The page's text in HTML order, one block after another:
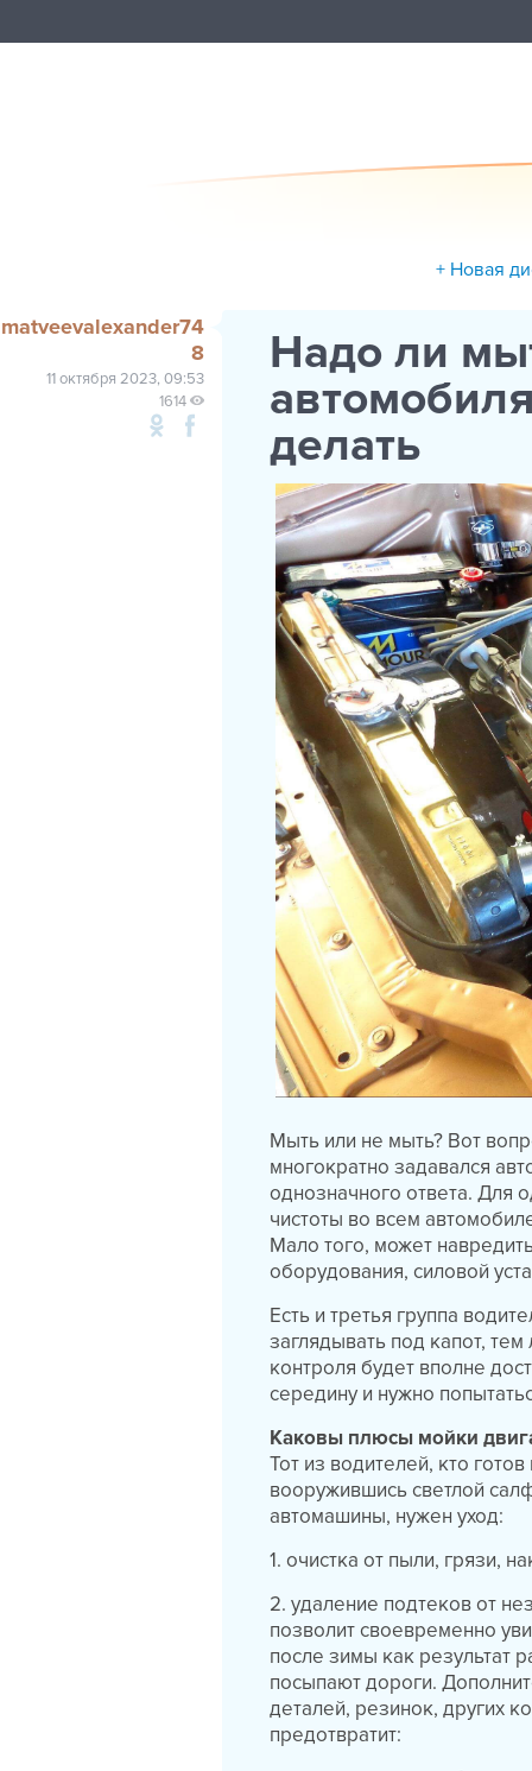
+ Новая
matveevalexander74
8
11 октября 2023, 09:53
1614
Надо ли
делать
Мыть или не мыть? Вот
многократно задавался
однозначного ответа. Для
чистоты во всем
Мало того, может
оборудования, силовой
Есть и третья группа
заглядывать под капот,
контроля будет вполне
середину и нужно
Каковы плюсы мойки
Тот из водителей, кто
вооружившись светлой
автомашины, нужен уход:
1. очистка от пыли, грязи,
2. удаление подтеков от
позволит своевременно
после зимы как результат
посыпают дороги.
деталей, резинок, других
предотвратит: